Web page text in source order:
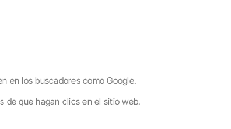
en los buscadores como Google.
de que hagan clics en el sitio web.